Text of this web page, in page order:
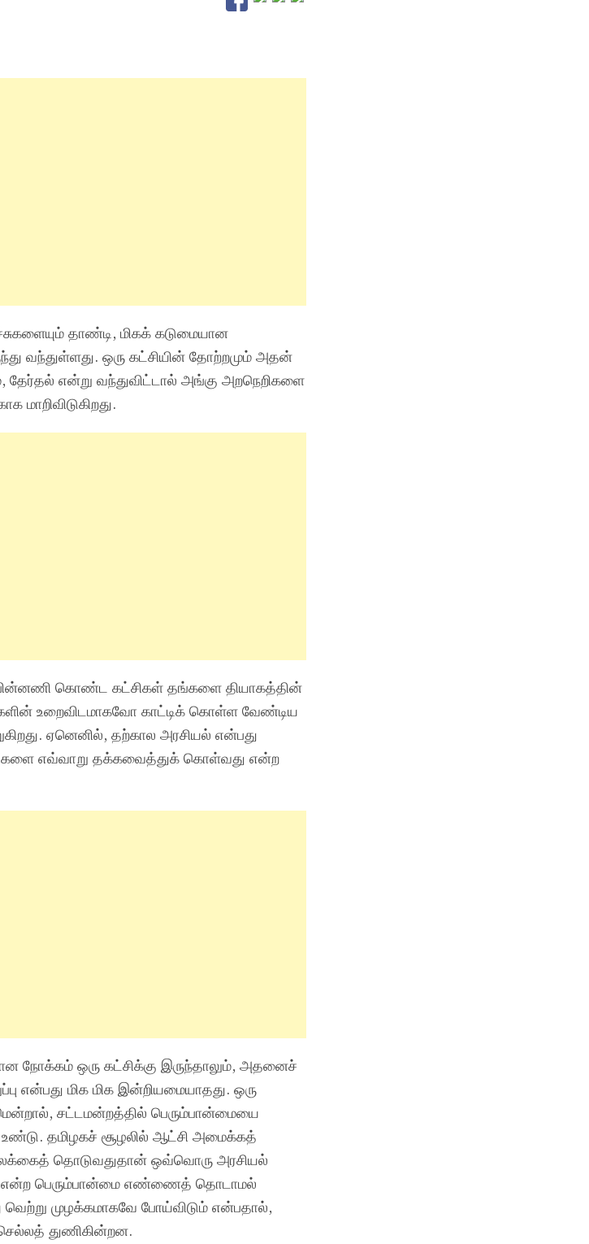
தாண்டி, மிகக் கடுமையான
வந்துள்ளது. ஒரு கட்சியின் தோற்றமும் அதன்
என்று வந்துவிட்டால் அங்கு அறநெறிகளை
பின்னணி கொண்ட கட்சிகள் தங்களை தியாகத்தின்
உறைவிடமாகவோ காட்டிக் கொள்ள வேண்டிய
ஏனெனில், தற்கால அரசியல் என்பது
எவ்வாறு தக்கவைத்துக் கொள்வது என்ற
நோக்கம் ஒரு கட்சிக்கு இருந்தாலும், அதனைச்
என்பது மிக மிக இன்றியமையாதது. ஒரு
சட்டமன்றத்தில் பெரும்பான்மையை
உண்டு. தமிழகச் சூழலில் ஆட்சி அமைக்கத்
தொடுவதுதான் ஒவ்வொரு அரசியல்
என்ற பெரும்பான்மை எண்ணைத் தொடாமல்
முழக்கமாகவே போய்விடும் என்பதால்,
துணிகின்றன.